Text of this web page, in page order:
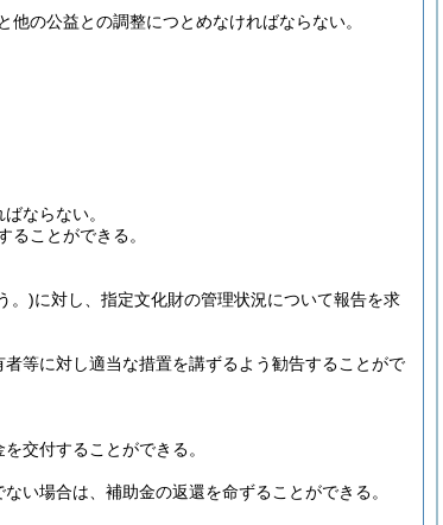
の公益との調整につとめなければならない。
ならない。
ことができる。
。)に対し、指定文化財の管理状況について報告を求
等に対し適当な措置を講ずるよう勧告することがで
交付することができる。
い場合は、補助金の返還を命ずることができる。